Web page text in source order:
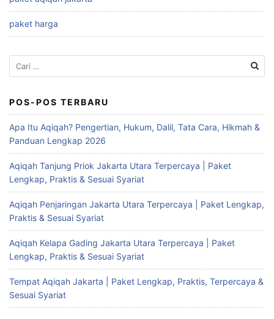
paket harga
Cari
untuk:
POS-POS TERBARU
Apa Itu Aqiqah? Pengertian, Hukum, Dalil, Tata Cara, Hikmah &
Panduan Lengkap 2026
Aqiqah Tanjung Priok Jakarta Utara Terpercaya | Paket
Lengkap, Praktis & Sesuai Syariat
Aqiqah Penjaringan Jakarta Utara Terpercaya | Paket Lengkap,
Praktis & Sesuai Syariat
Aqiqah Kelapa Gading Jakarta Utara Terpercaya | Paket
Lengkap, Praktis & Sesuai Syariat
Tempat Aqiqah Jakarta | Paket Lengkap, Praktis, Terpercaya &
Sesuai Syariat